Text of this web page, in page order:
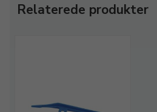
Relaterede produkter